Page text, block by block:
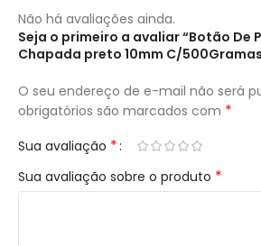
Não há avaliações ainda.
Seja o primeiro a avaliar “Botão De
Chapada preto 10mm C/
O seu endereço de e-mail não será
obrigatórios são marcados com *
Sua avaliação *
Sua avaliação sobre o produto *